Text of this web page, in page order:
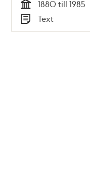
Tid
1880 till 1985
Typ
Text